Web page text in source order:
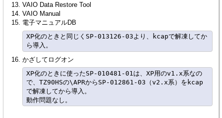
VAIO Data Restore Tool
VAIO Manual
電子マニュアルDB
XP化のときと同じくSP-013126-03より、kcapで解凍してか
かざしてログオン
XP化のときに使ったSP-010481-01は、XP用のv1.x系なの
で、TZ90HSの\APRからSP-012861-03（v2.x系）をkcap
で解凍してから導入。